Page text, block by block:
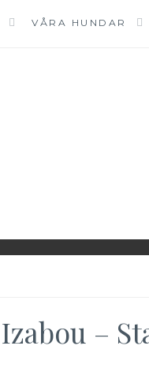
VÅRA HUNDAR
–